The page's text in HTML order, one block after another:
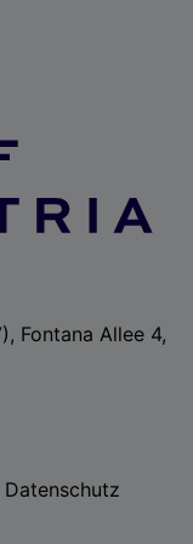
Fontana Allee 4,
Datenschutz